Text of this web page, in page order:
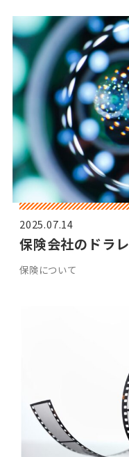
2025.07.14
保険会社のドラ
保険について